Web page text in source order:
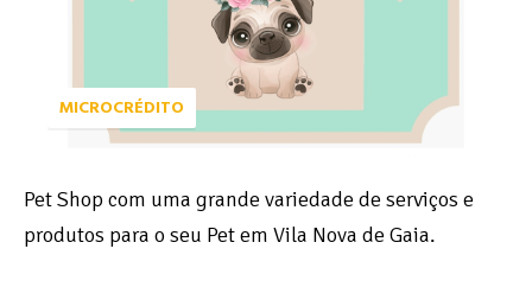
MICROCRÉDITO
Pet Shop com uma grande variedade de serviços e
produtos para o seu Pet em Vila Nova de Gaia.